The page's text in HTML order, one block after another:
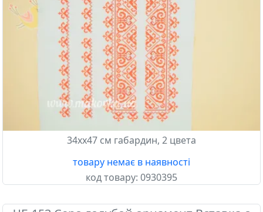
34хх47 см габардин, 2 цвета
товару немає в наявності
код товару: 0930395